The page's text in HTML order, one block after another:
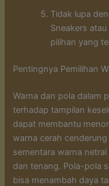
Tidak lupa
Sneakers
pilihan yang
Pentingnya Pemilihan
Warna dan pola dalam
terhadap tampilan
dapat membantu
warna cerah
sementara warna
dan tenang. Pola-pola
bisa menambah daya